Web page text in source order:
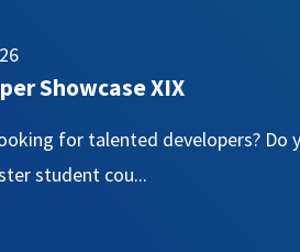
Showcase XIX
for talented developers? Do
student cou...